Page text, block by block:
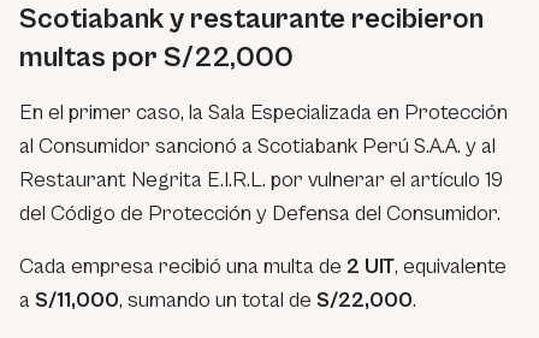
Scotiabank y restaurante recibieron
multas por S/22,000
En el primer caso, la Sala Especializada en Protección
al Consumidor sancionó a Scotiabank Perú S.A.A. y al
Restaurant Negrita E.I.R.L. por vulnerar el artículo 19
del Código de Protección y Defensa del Consumidor.
Cada empresa recibió una multa de 2 UIT, equivalente
a S/11,000, sumando un total de S/22,000.